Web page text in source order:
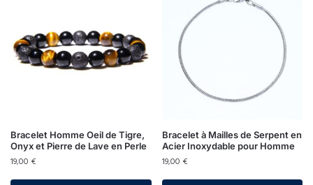
Bracelet Homme Oeil de Tigre,
Onyx et Pierre de Lave en Perle
19,00 €
Bracelet à Mailles de Serpent en
Acier Inoxydable pour Homme
19,00 €